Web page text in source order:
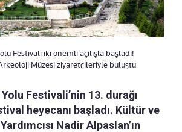
Festivali iki önemli açılışla başladı!
Müzesi ziyaretçileriyle buluştu
Festivali’nin 13. durağı
heyecanı başladı. Kültür ve
Nadir Alpaslan’ın